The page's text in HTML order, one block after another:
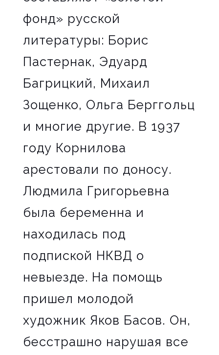
фонд» русской
литературы: Борис
Пастернак, Эдуард
Багрицкий, Михаил
Зощенко, Ольга Берггольц
и многие другие. В 1937
году Корнилова
арестовали по доносу.
Людмила Григорьевна
была беременна и
находилась под
подпиской НКВД о
невыезде. На помощь
пришел молодой
художник Яков Басов. Он,
бесстрашно нарушая все